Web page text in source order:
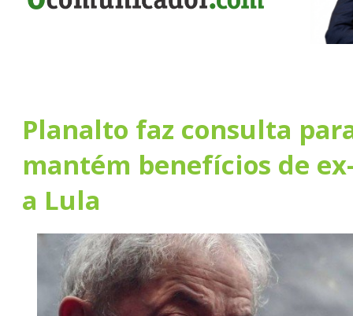
Planalto faz consulta
mantém benefícios de
a Lula